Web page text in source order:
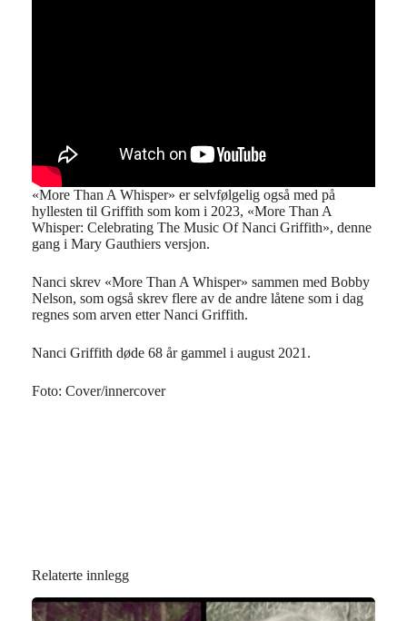
«More Than A Whisper» er selvfølgelig også med på
hyllesten til Griffith som kom i 2023, «More Than A
Whisper: Celebrating The Music Of Nanci Griffith», denne
gang i Mary Gauthiers versjon.
Nanci skrev «More Than A Whisper» sammen med Bobby
Nelson, som også skrev flere av de andre låtene som i dag
regnes som arven etter Nanci Griffith.
Nanci Griffith døde 68 år gammel i august 2021.
Foto: Cover/innercover
Relaterte innlegg